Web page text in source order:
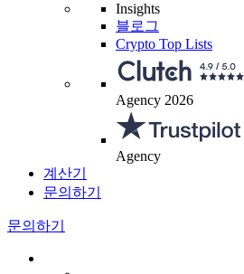
Insights
블로그
Crypto Top Lists
Agency 2026
Agency
계산기
문의하기
문의하기